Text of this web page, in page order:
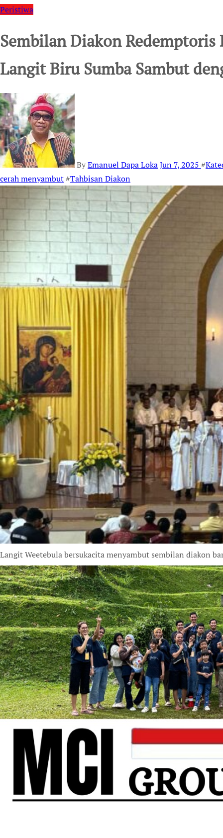
Peristiwa
Sembilan Diakon
Langit Biru Sumba Sambut
ByEmanuel Dapa LokaJun 7, 2025 #
cerah menyambut#Tahbisan Diakon
Langit Weetebula bersukacita menyambut sembilan diakon